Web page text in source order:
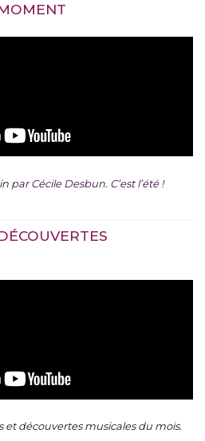
par Cécile Desbun. C’est l’été !
et découvertes musicales du mois.